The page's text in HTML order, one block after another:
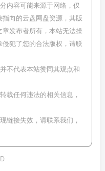
内容可能来源于网络，仅
向的云盘网盘资源，其版
发布者所有，本站无法操
犯了您的合法版权，请联
不代表本站赞同其观点和
载任何违法的相关信息，
链接失效，请联系我们，